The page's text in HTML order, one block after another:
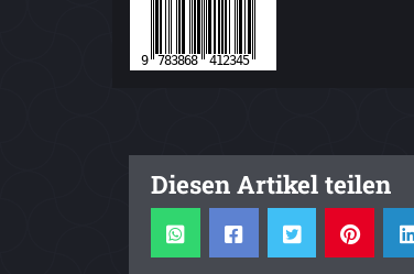
Diesen Artikel teilen